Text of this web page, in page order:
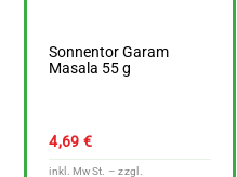
Sonnentor Garam
Masala 55 g
4,69 €